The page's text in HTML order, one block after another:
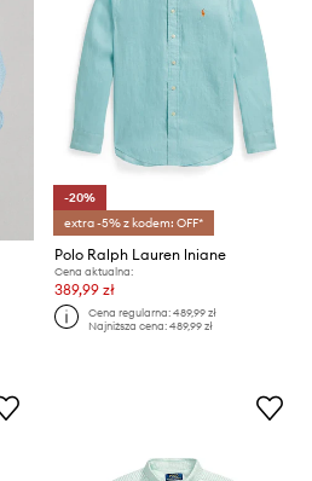
-20%
extra -5% z kodem: OFF*
Polo Ralph Lauren lniane
Cena aktualna:
389,99 zł
Cena regularna:489,99 zł
Najniższa cena:489,99 zł